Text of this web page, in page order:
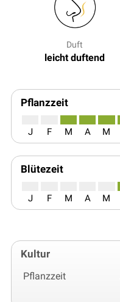
Duft
leicht duftend
Pflanzzeit
J F M A M
Blütezeit
J F M A M
Kultur
Pflanzzeit